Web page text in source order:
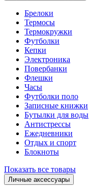
Брелоки
Термосы
Термокружки
Футболки
Кепки
Электроника
Повербанки
Флешки
Часы
Футболки поло
Записные книжки
Бутылки для воды
Антистрессы
Ежедневники
Отдых и спорт
Блокноты
Показать все товары
Личные аксессуары